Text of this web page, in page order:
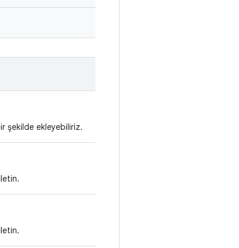
şekilde ekleyebiliriz.